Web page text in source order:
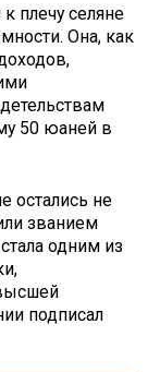
плечу селяне
Она, как
50 юаней в
остались не
званием
одним из
подписал